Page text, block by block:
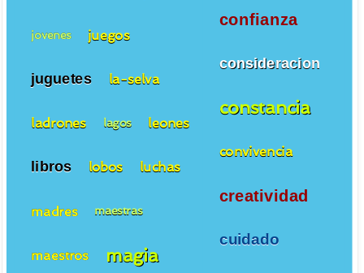
confianza
consideracion
constancia
convivencia
creatividad
cuidado
jovenes juegos
juguetes la-selva
ladrones lagos leones
libros lobos luchas
madres maestras
maestros magia